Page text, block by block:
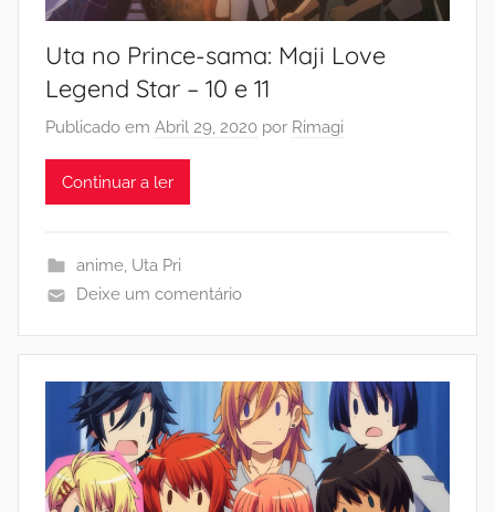
Uta no Prince-sama: Maji Love
Legend Star – 10 e 11
Publicado em Abril 29, 2020 por Rimagi
Continuar a ler
anime, Uta Pri
Deixe um comentário